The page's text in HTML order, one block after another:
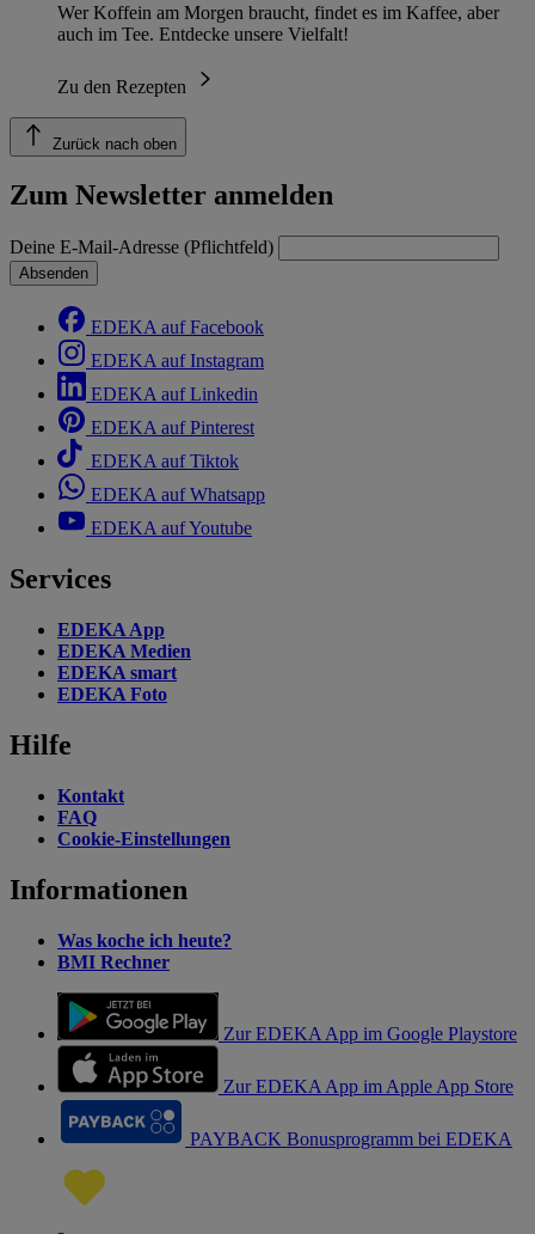
Wer Koffein am Morgen braucht, findet es im Kaffee, aber
auch im Tee. Entdecke unsere Vielfalt!
Zu den Rezepten
Zurück nach oben
Zum Newsletter anmelden
Deine E-Mail-Adresse (Pflichtfeld)
Absenden
EDEKA auf Facebook
EDEKA auf Instagram
EDEKA auf Linkedin
EDEKA auf Pinterest
EDEKA auf Tiktok
EDEKA auf Whatsapp
EDEKA auf Youtube
Services
EDEKA App
EDEKA Medien
EDEKA smart
EDEKA Foto
Hilfe
Kontakt
FAQ
Cookie-Einstellungen
Informationen
Was koche ich heute?
BMI Rechner
Zur EDEKA App im Google Playstore
Zur EDEKA App im Apple App Store
PAYBACK Bonusprogramm bei EDEKA